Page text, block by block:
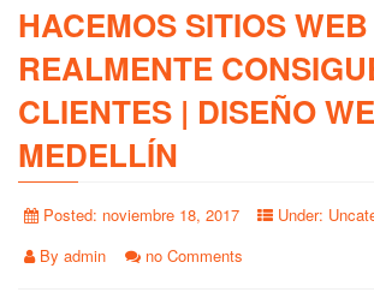
HACEMOS SITIOS
REALMENTE
CLIENTES | DISEÑO
MEDELLÍN
Posted: noviembre 18, 2017 Under:
By admin no Comments